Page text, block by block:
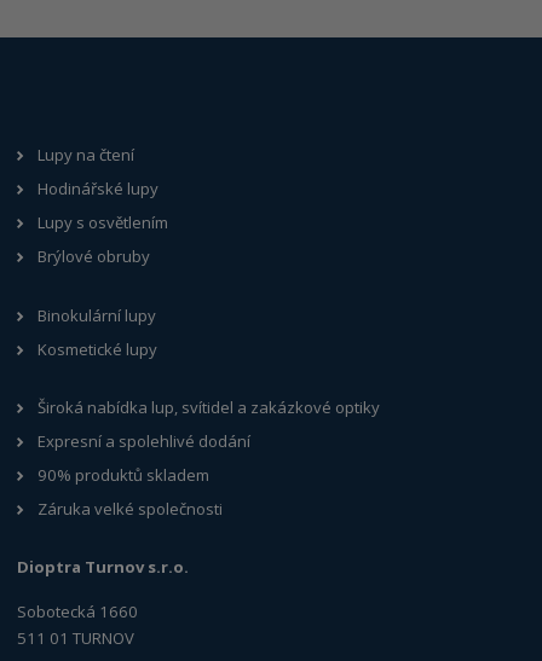
Lupy na čtení
Hodinářské lupy
Lupy s osvětlením
Brýlové obruby
Binokulární lupy
Kosmetické lupy
Široká nabídka lup, svítidel a zakázkové optiky
Expresní a spolehlivé dodání
90% produktů skladem
Záruka velké společnosti
Dioptra Turnov s.r.o.
Sobotecká 1660
511 01 TURNOV